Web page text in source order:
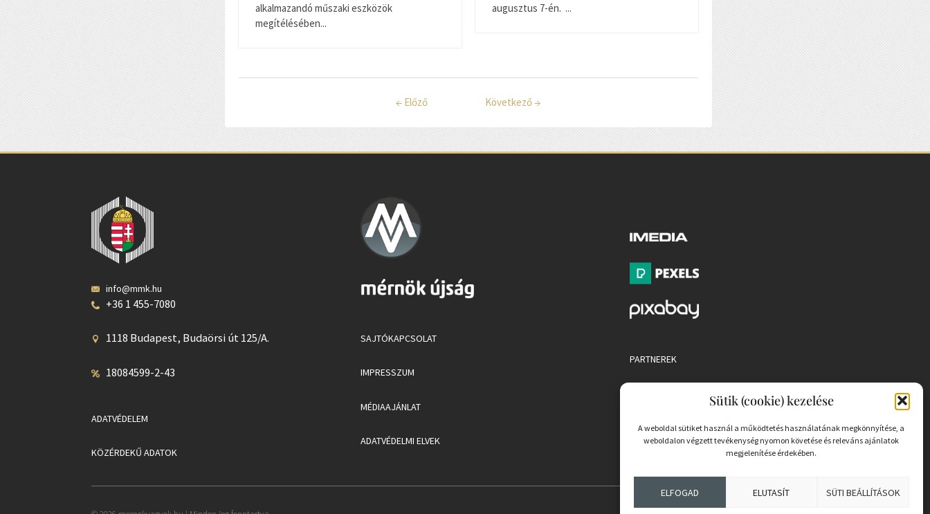
Sütik (cookie) kezelése
A weboldal sütiket használ a működtetés használatának megkönnyítése, a
weboldalon végzett tevékenység nyomon követése és releváns ajánlatok
megjelenítése érdekében.
ELFOGAD ELUTASÍT SÜTI BEÁLLÍTÁSOK
alkalmazandó műszaki eszközök
megítélésében...
augusztus 7-én. ...
← Előző Következő→
info@mmk.hu
+36 1 455-7080
1118 Budapest, Budaörsi út 125/A.
18084599-2-43
ADATVÉDELEM
KÖZÉRDEKŰ ADATOK
SAJTÓKAPCSOLAT
IMPRESSZUM
MÉDIAAJÁNLAT
ADATVÉDELMI ELVEK
PARTNEREK